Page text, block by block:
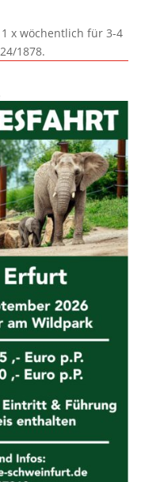
x wöchentlich für 3-4
1878.